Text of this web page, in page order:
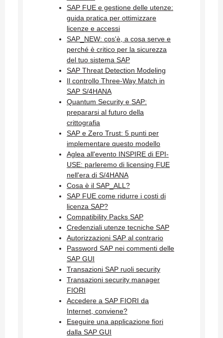
SAP FUE e gestione delle utenze:
guida pratica per ottimizzare
licenze e accessi
SAP_NEW: cos'è, a cosa serve e
perché è critico per la sicurezza
del tuo sistema SAP
SAP Threat Detection Modeling
Il controllo Three-Way Match in
SAP S/4HANA
Quantum Security e SAP:
prepararsi al futuro della
crittografia
SAP e Zero Trust: 5 punti per
implementare questo modello
Aglea all'evento INSPIRE di EPI-
USE: parleremo di licensing FUE
nell'era di S/4HANA
Cosa è il SAP_ALL?
SAP FUE come ridurre i costi di
licenza SAP?
Compatibility Packs SAP
Credenziali utenze tecniche SAP
Autorizzazioni SAP al contrario
Password SAP nei commenti delle
SAP GUI
Transazioni SAP ruoli security
Transazioni security manager
FIORI
Accedere a SAP FIORI da
Internet, conviene?
Eseguire una applicazione fiori
dalla SAP GUI